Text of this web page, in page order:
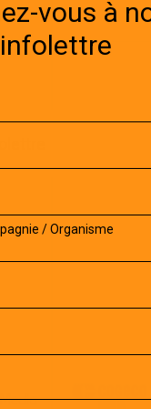
vous à
infolettre
/ Organisme